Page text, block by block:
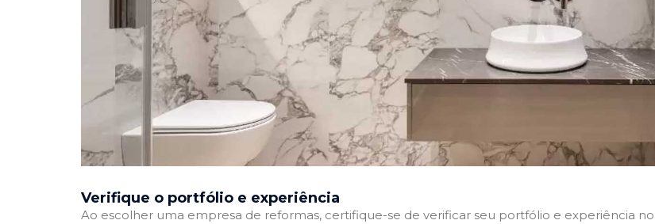
Verifique o portfólio e experiência
Ao escolher uma empresa de reformas, certifique-se de verificar seu portfólio e experiência